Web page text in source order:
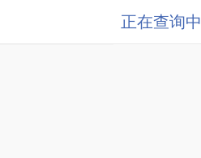
正在查询中